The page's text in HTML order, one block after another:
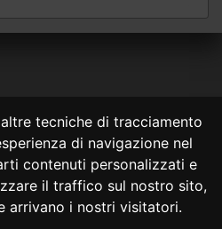
tecniche di tracciamento
di navigazione nel
contenuti personalizzati e
il traffico sul nostro sito,
arrivano i nostri visitatori.
DAL 1995 -NOTE LEGALI
e non è responsabile per i contenuti e
legali di siti collegati.